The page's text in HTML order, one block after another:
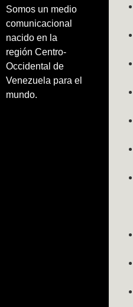
Somos un medio
comunicacional
nacido en la
región Centro-
Occidental de
Venezuela para el
mundo.